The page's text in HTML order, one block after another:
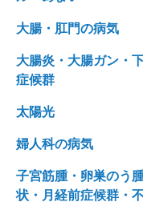
大腸・肛門の病気
大腸炎・大腸ガン・
症候群
太陽光
婦人科の病気
子宮筋腫・卵巣のう
状・月経前症候群・